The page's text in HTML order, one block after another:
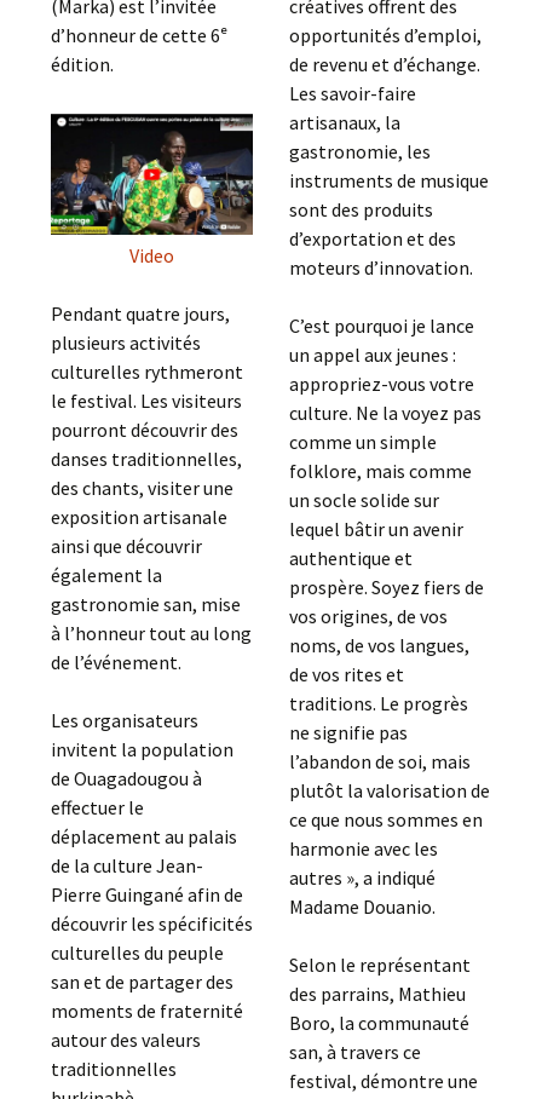
(Marka) est l’invitée
d’honneur de cette 6ᵉ
édition.
Video
Pendant quatre jours,
plusieurs activités
culturelles rythmeront
le festival. Les visiteurs
pourront découvrir des
danses traditionnelles,
des chants, visiter une
exposition artisanale
ainsi que découvrir
également la
gastronomie san, mise
à l’honneur tout au long
de l’événement.
Les organisateurs
invitent la population
de Ouagadougou à
effectuer le
déplacement au palais
de la culture Jean-
Pierre Guingané afin de
découvrir les spécificités
culturelles du peuple
san et de partager des
moments de fraternité
autour des valeurs
traditionnelles
créatives offrent des
opportunités d’emploi,
de revenu et d’échange.
Les savoir-faire
artisanaux, la
gastronomie, les
instruments de musique
sont des produits
d’exportation et des
moteurs d’innovation.
C’est pourquoi je lance
un appel aux jeunes :
appropriez-vous votre
culture. Ne la voyez pas
comme un simple
folklore, mais comme
un socle solide sur
lequel bâtir un avenir
authentique et
prospère. Soyez fiers de
vos origines, de vos
noms, de vos langues,
de vos rites et
traditions. Le progrès
ne signifie pas
l’abandon de soi, mais
plutôt la valorisation de
ce que nous sommes en
harmonie avec les
autres », a indiqué
Madame Douanio.
Selon le représentant
des parrains, Mathieu
Boro, la communauté
san, à travers ce
festival, démontre une